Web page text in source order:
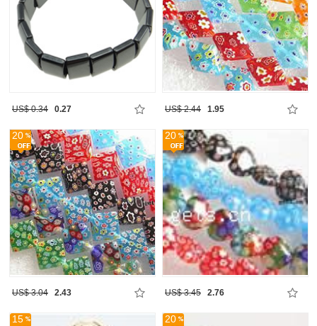
US$ 0.34 0.27 US$ 2.44 1.95
20
US$ 3.04 2.43
20
US$ 3.45 2.76
15 20